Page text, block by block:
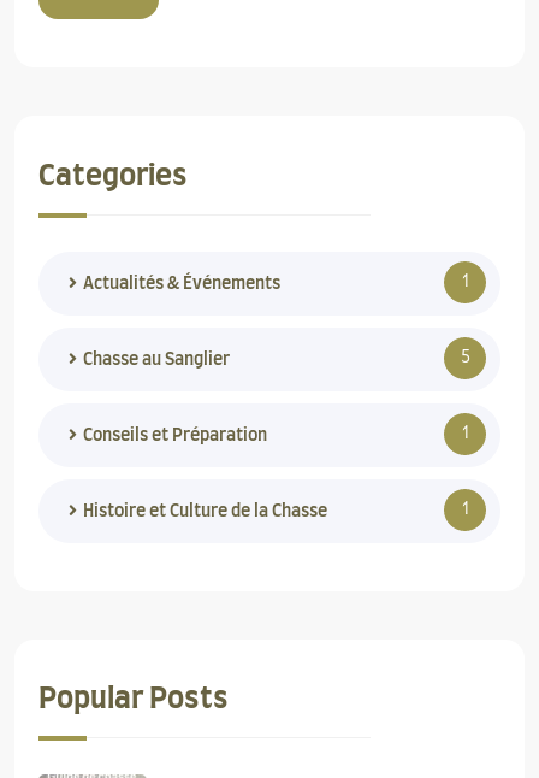
Categories
Actualités & Événements 1
Chasse au Sanglier 5
Conseils et Préparation 1
Histoire et Culture de la Chasse 1
Popular Posts